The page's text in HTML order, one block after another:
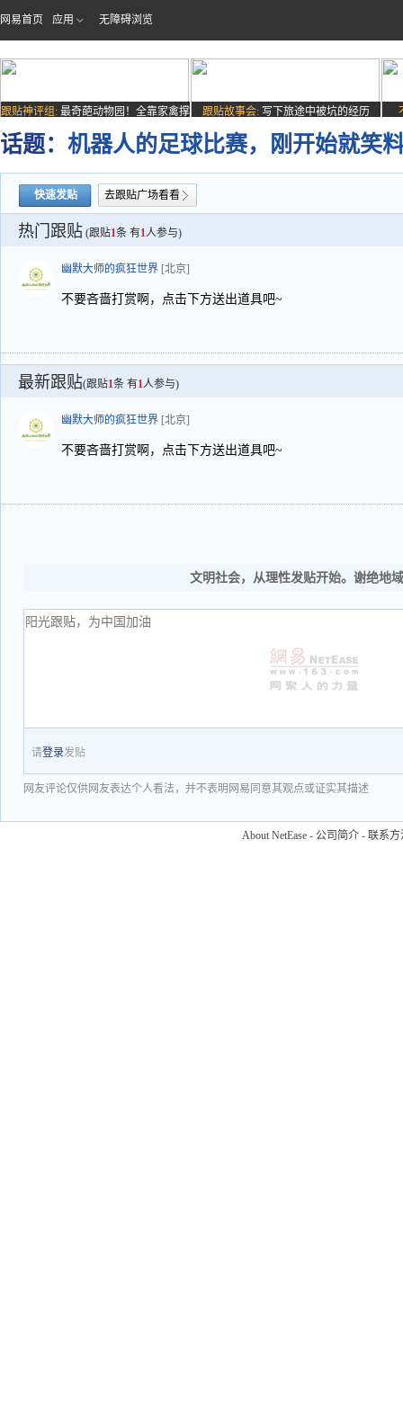
网易首页 应用 无障碍浏览
跟贴神评组: 最奇葩动物园！全靠家禽撑
场子
跟贴故事会: 写下旅途中被坑的经历
话题： 机器人的足球比赛，刚开始就笑
快速发贴 去跟贴广场看看
热门跟贴 (跟贴1条 有1人参与)
幽默大师的疯狂世界 [北京]
不要吝啬打赏啊，点击下方送出道具吧~
最新跟贴(跟贴1条 有1人参与)
幽默大师的疯狂世界 [北京]
不要吝啬打赏啊，点击下方送出道具吧~
文明社会，从理性发贴开始。谢绝地
请登录发贴
网友评论仅供网友表达个人看法，并不表明网易同意其观点或证实其描述
About NetEase - 公司简介 - 联系方